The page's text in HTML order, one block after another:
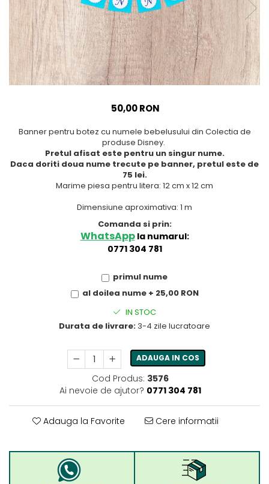
Meniuri & nr de BOTEZ
Plicuri si cartoane pentru
INVITATII
TAVA pentru MOT
Cruciulite de BOTEZ
Trusouri & Lumanari Botez
Pahare Miri & Nasi
Cocarde nunta
Inmormatare/pomana
Meniuri pentru NUNTA
Decoratiuni NUNTA
50,00 RON
Banner pentru botez cu numele bebelusului din Colectia de
produse Disney.
Pretul afisat este pentru un singur nume.
Daca doriti doua nume trecute pe banner, pretul este de
75 lei.
Marime piesa pentru litera: 12 cm x 12 cm
Dimensiune aproximativa: 1 m
Comanda si prin:
WhatsApp la numarul:
0771 304 781
primul nume
al doilea nume + 25,00 RON
IN STOC
Durata de livrare: 3-4 zile lucratoare
ADAUGA IN COS
Cod Produs: 3576
Ai nevoie de ajutor? 0771 304 781
Adauga la Favorite Cere informatii